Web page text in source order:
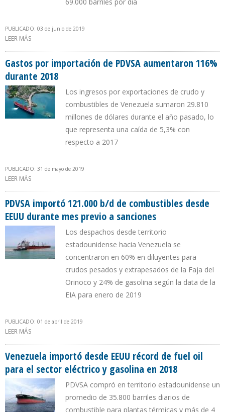
PUBLICADO: 03 de junio de 2019
LEER MÁS
Gastos por importación de PDVSA aumentaron 116%
durante 2018
Los ingresos por exportaciones de crudo y
combustibles de Venezuela sumaron 29.810
millones de dólares durante el año pasado, lo
que representa una caída de 5,3% con
respecto a 2017
PUBLICADO: 31 de mayo de 2019
LEER MÁS
PDVSA importó 121.000 b/d de combustibles desde
EEUU durante mes previo a sanciones
Los despachos desde territorio
estadounidense hacia Venezuela se
concentraron en 60% en diluyentes para
crudos pesados y extrapesados de la Faja del
Orinoco y 24% de gasolina según la data de la
EIA para enero de 2019
PUBLICADO: 01 de abril de 2019
LEER MÁS
Venezuela importó desde EEUU récord de fuel oil
para el sector eléctrico y gasolina en 2018
PDVSA compró en territorio estadounidense un
promedio de 35.800 barriles diarios de
combustible para plantas térmicas y más de 4